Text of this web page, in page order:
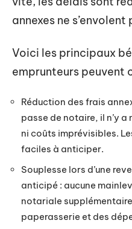
annexes ne s’envolent
Voici les principaux
emprunteurs peuvent
Réduction des frais
passe de notaire, il n’y
ni coûts imprévisibles.
faciles à anticiper.
Souplesse lors d’une
anticipé : aucune
notariale
paperasserie et des